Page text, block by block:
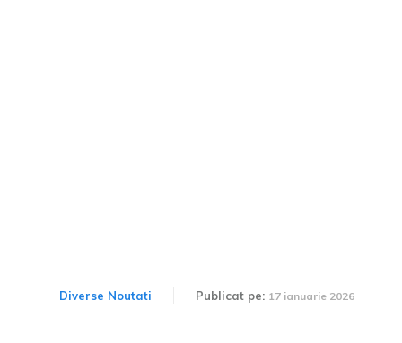
Diverse Noutati Publicat pe: 17 ianuarie 2026